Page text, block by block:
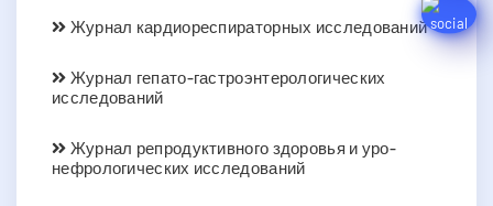
Журнал кардиореспираторных исследований
Журнал гепато-гастроэнтерологических
исследований
Журнал репродуктивного здоровья и уро-
нефрологических исследований